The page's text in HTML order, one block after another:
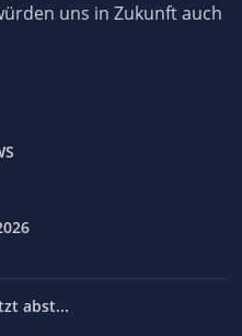
uns in Zukunft auch
abst...